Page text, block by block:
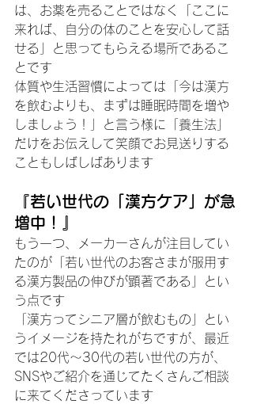
は、お薬を売ることではなく「ここに
来れば、自分の体のことを安心して話
せる」と思ってもらえる場所であるこ
とです
体質や生活習慣によっては「今は漢方
を飲むよりも、まずは睡眠時間を増や
しましょう！」と言う様に「養生法」
だけをお伝えして笑顔でお見送りする
こともしばしばあります
​『若い世代の「漢方ケア」が急
増中！』
​もう一つ、メーカーさんが注目してい
たのが「若い世代のお客さまが服用す
る漢方製品の伸びが顕著である」とい
う点です
​「漢方ってシニア層が飲むもの」とい
うイメージを持たれがちですが、最近
では20代〜30代の若い世代の方が、
SNSやご紹介を通じてたくさんご相談
に来てくださっています